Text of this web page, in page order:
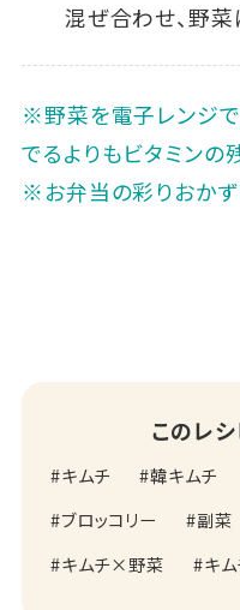
混ぜ合わせ、野菜
※野菜を電子レンジで
でるよりもビタミンの
※お弁当の彩りおかず
このレ
キムチ 韓キムチ
ブロッコリー
副菜
キムチ×野菜
キ